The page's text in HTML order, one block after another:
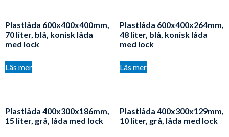
Plastlåda 600x400x400mm,
70 liter, blå, konisk låda
med lock
Läs mer
Plastlåda 600x400x264mm,
48 liter, blå, konisk låda
med lock
Läs mer
Plastlåda 400x300x186mm,
15 liter, grå, låda med lock
Plastlåda 400x300x129mm,
10 liter, grå, låda med lock